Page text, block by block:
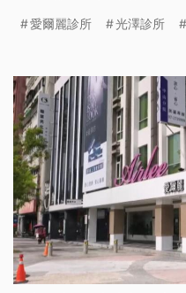
愛爾麗診所 光澤診所